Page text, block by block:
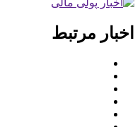
اخبار مرتبط